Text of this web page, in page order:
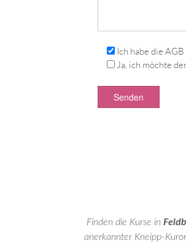
Ich habe die
Ja, ich möchte
Finden die Kurse in
anerkannter Kneipp-